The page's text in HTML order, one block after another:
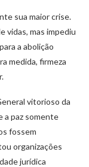
sua maior crise.
vidas, mas impediu
a abolição
medida, firmeza
vitorioso da
a paz somente
fossem
organizações
jurídica